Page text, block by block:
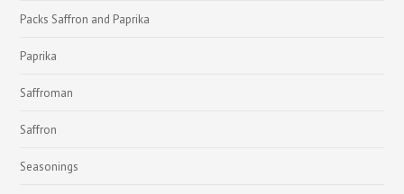
Packs Saffron and Paprika
Paprika
Saffroman
Saffron
Seasonings